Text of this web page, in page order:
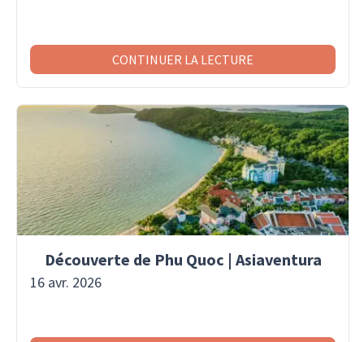
CONTINUER LA LECTURE
Découverte de Phu Quoc | Asiaventura
16 avr. 2026